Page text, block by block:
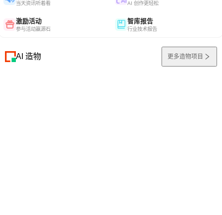
当天资讯听着看 AI 创作更轻松
激励活动
参与活动赢源石
智库报告
行业技术报告
AI 造物 更多造物项目